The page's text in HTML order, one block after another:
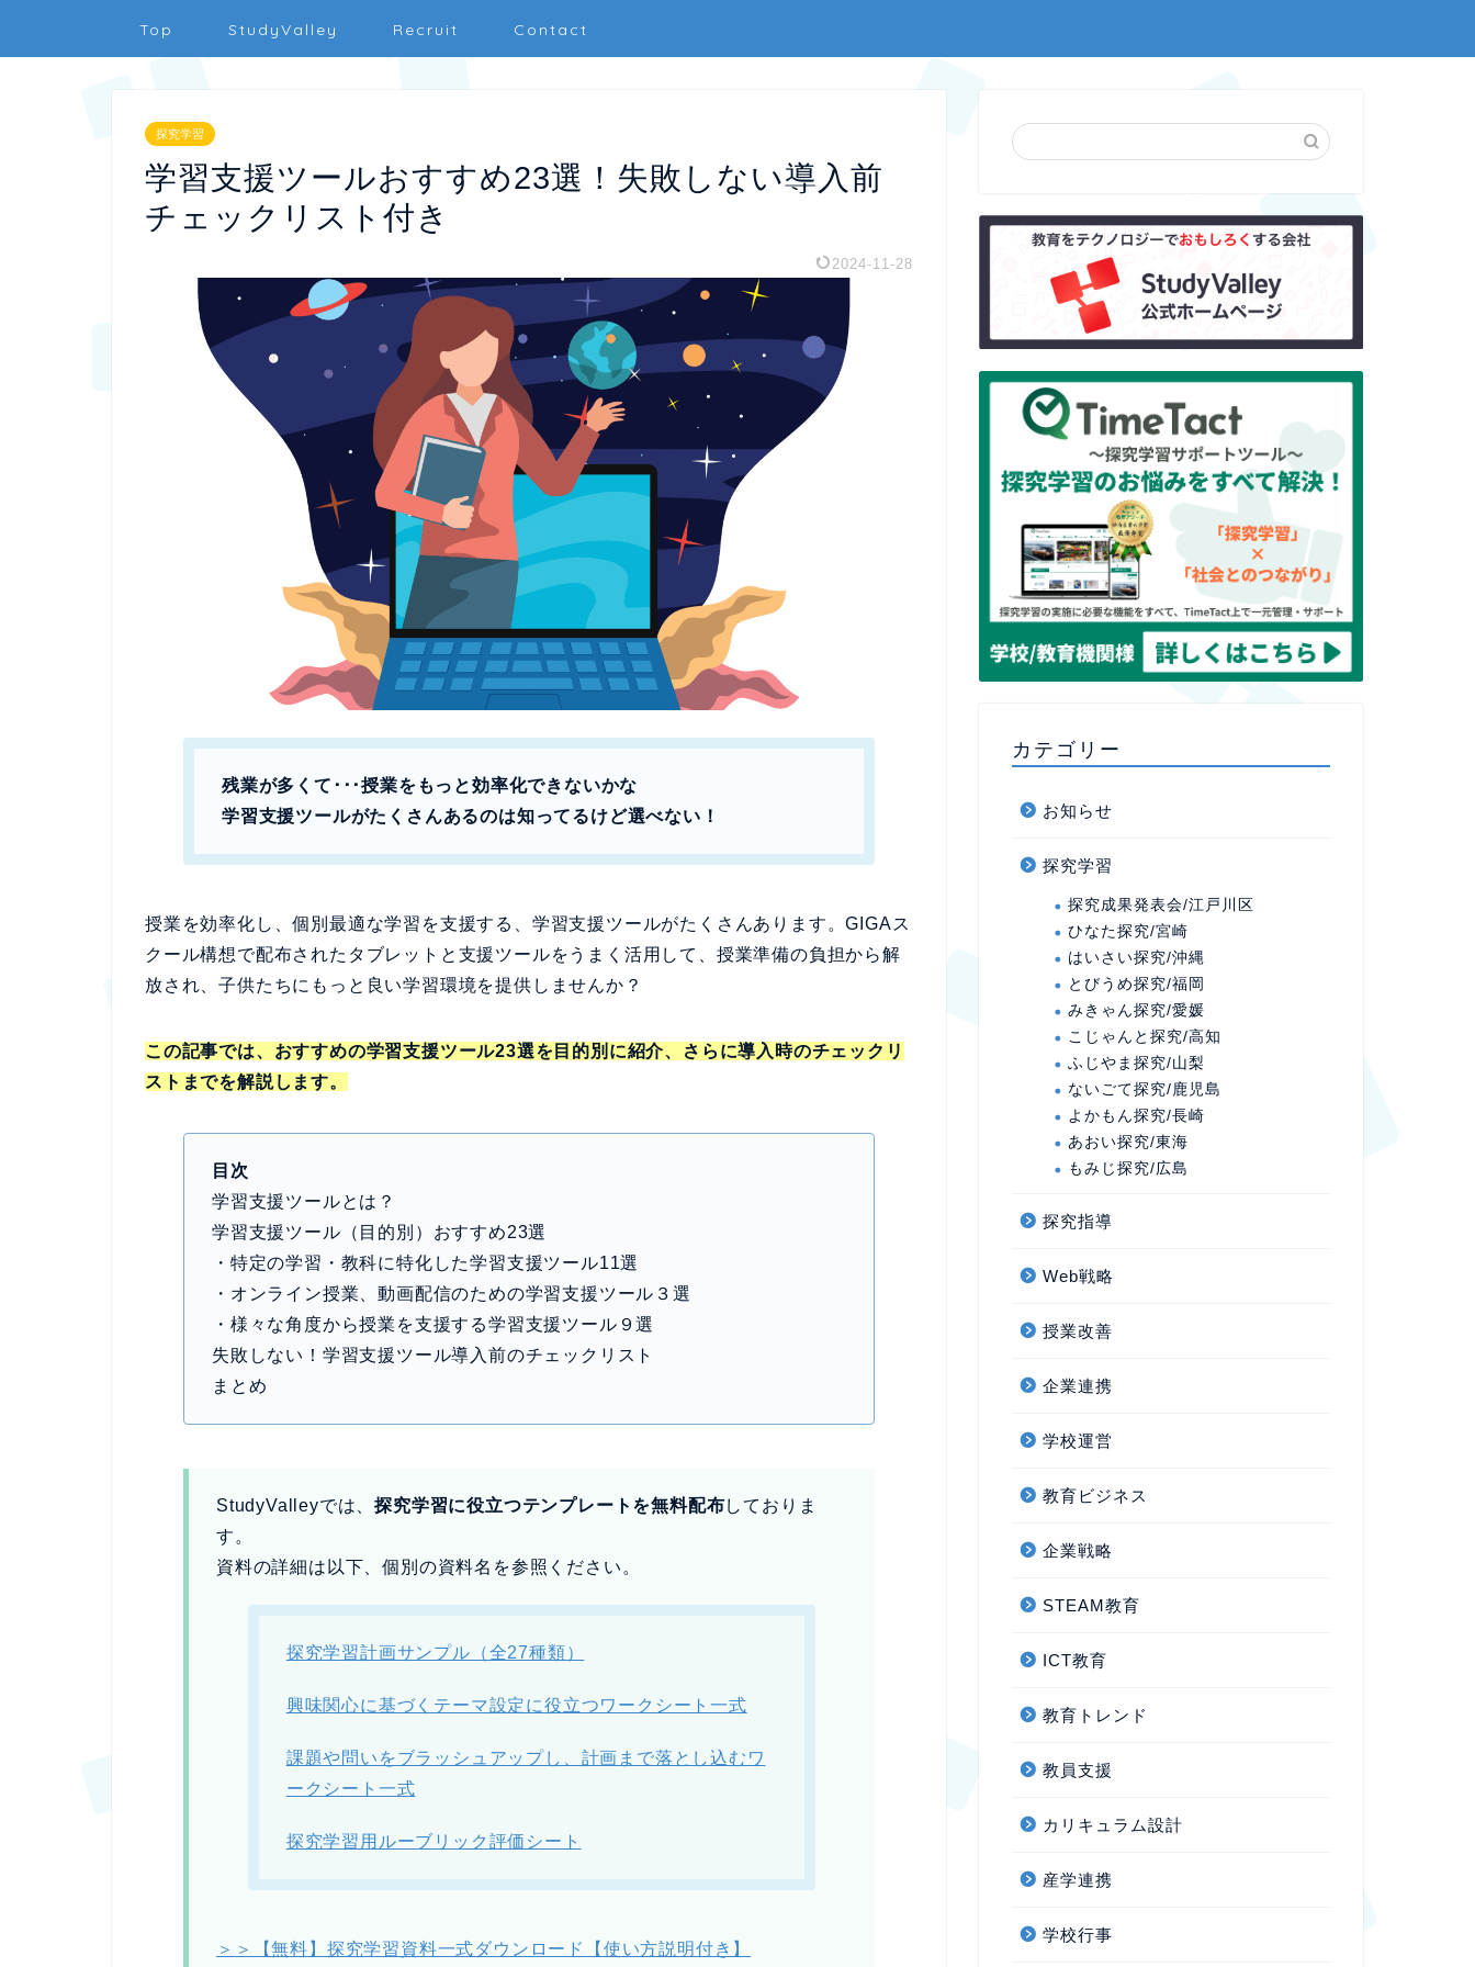
Top StudyValley Recruit Contact
探究学習
学習支援ツールおすすめ23選！失敗しない導入前
チェックリスト付き
2024-11-28
残業が多くて･･･授業をもっと効率化できないかな
学習支援ツールがたくさんあるのは知ってるけど選べない！
授業を効率化し、個別最適な学習を支援する、学習支援ツールがたくさんあります。GIGAス
クール構想で配布されたタブレットと支援ツールをうまく活用して、授業準備の負担から解
放され、子供たちにもっと良い学習環境を提供しませんか？
この記事では、おすすめの学習支援ツール23選を目的別に紹介、さらに導入時のチェックリ
ストまでを解説します。
目次
学習支援ツールとは？
学習支援ツール（目的別）おすすめ23選
・特定の学習・教科に特化した学習支援ツール11選
・オンライン授業、動画配信のための学習支援ツール３選
・様々な角度から授業を支援する学習支援ツール９選
失敗しない！学習支援ツール導入前のチェックリスト
まとめ
StudyValleyでは、探究学習に役立つテンプレートを無料配布しておりま
す。
資料の詳細は以下、個別の資料名を参照ください。
探究学習計画サンプル（全27種類）
興味関心に基づくテーマ設定に役立つワークシート一式
課題や問いをブラッシュアップし、計画まで落とし込むワ
ークシート一式
探究学習用ルーブリック評価シート
＞＞【無料】探究学習資料一式ダウンロード【使い方説明付き】
カテゴリー
お知らせ
探究学習
探究成果発表会/江戸川区
ひなた探究/宮崎
はいさい探究/沖縄
とびうめ探究/福岡
みきゃん探究/愛媛
こじゃんと探究/高知
ふじやま探究/山梨
ないごて探究/鹿児島
よかもん探究/長崎
あおい探究/東海
もみじ探究/広島
探究指導
Web戦略
授業改善
企業連携
学校運営
教育ビジネス
企業戦略
STEAM教育
ICT教育
教育トレンド
教員支援
カリキュラム設計
産学連携
学校行事